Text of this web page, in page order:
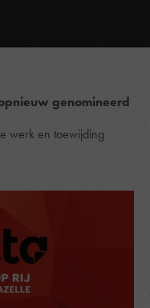
genomineerd
werk en toewijding